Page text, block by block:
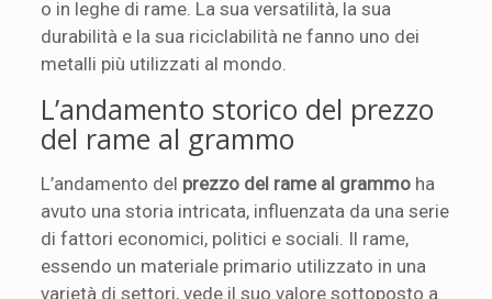
o in leghe di rame. La sua versatilità, la sua
durabilità e la sua riciclabilità ne fanno uno dei
metalli più utilizzati al mondo.
L’andamento storico del prezzo
del rame al grammo
L’andamento del prezzo del rame al grammo ha
avuto una storia intricata, influenzata da una serie
di fattori economici, politici e sociali. Il rame,
essendo un materiale primario utilizzato in una
varietà di settori, vede il suo valore sottoposto a